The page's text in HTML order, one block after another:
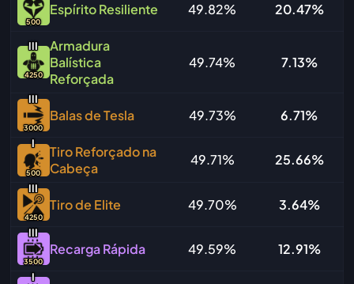
500
Espírito Resiliente 49.82% 20.47%
III
4250
Armadura
Balística
Reforçada
49.74% 7.13%
III
3000
Balas de Tesla 49.73% 6.71%
I
500
Tiro Reforçado na
Cabeça
49.71% 25.66%
III
4250
Tiro de Elite 49.70% 3.64%
III
3500
Recarga Rápida 49.59% 12.91%
I